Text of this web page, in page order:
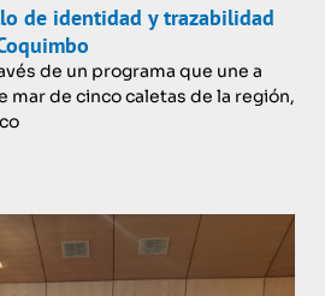
de identidad y trazabilidad
de un programa que une a
mar de cinco caletas de la región,